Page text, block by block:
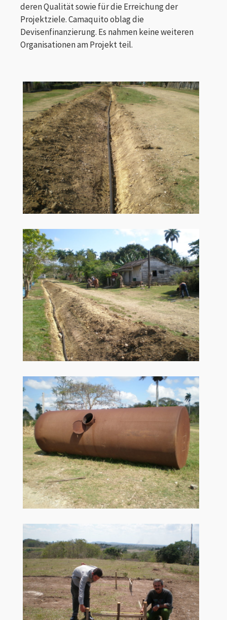
deren Qualität sowie für die Erreichung der
Projektziele. Camaquito oblag die
Devisenfinanzierung. Es nahmen keine weiteren
Organisationen am Projekt teil.